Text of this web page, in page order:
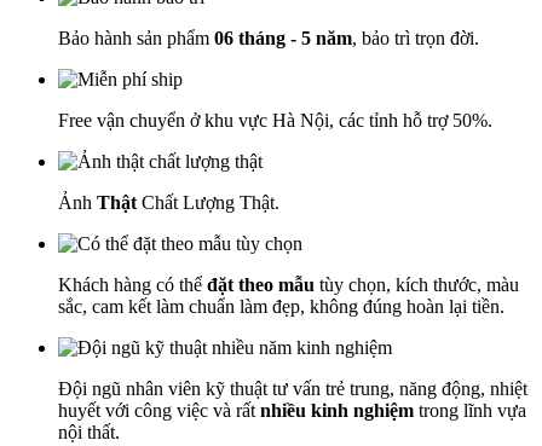
Bảo hành sản phẩm 06 tháng - 5 năm, bảo trì trọn đời.
Free vận chuyển ở khu vực Hà Nội, các tỉnh hỗ trợ 50%.
Ảnh Thật Chất Lượng Thật.
Khách hàng có thể đặt theo mẫu tùy chọn, kích thước, màu
sắc, cam kết làm chuẩn làm đẹp, không đúng hoàn lại tiền.
Đội ngũ nhân viên kỹ thuật tư vấn trẻ trung, năng động, nhiệt
huyết với công việc và rất nhiều kinh nghiệm trong lĩnh vựa
nội thất.